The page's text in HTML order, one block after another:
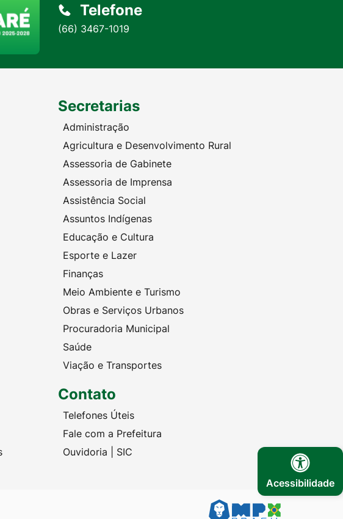
Telefone
(66) 3467-1019
Secretarias
Administração
Agricultura e Desenvolvimento Rural
Assessoria de Gabinete
Assessoria de Imprensa
Assistência Social
Assuntos Indígenas
Educação e Cultura
Esporte e Lazer
Finanças
Meio Ambiente e Turismo
Obras e Serviços Urbanos
Procuradoria Municipal
Saúde
Viação e Transportes
Contato
Telefones Úteis
Fale com a Prefeitura
Ouvidoria | SIC
Acessibilidade